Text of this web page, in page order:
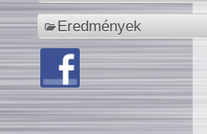
Eredmények